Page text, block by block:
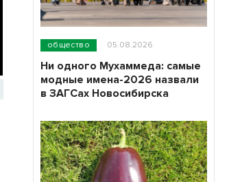
общество 05.08.2026
Ни одного Мухаммеда: самые
модные имена-2026 назвали
в ЗАГСах Новосибирска